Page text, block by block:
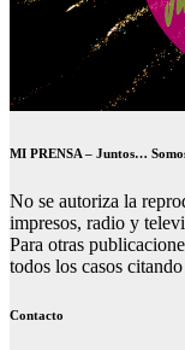
MI PRENSA – Juntos…
No se autoriza la
impresos, radio y
Para otras
todos los casos
Contacto